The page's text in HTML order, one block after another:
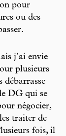
pour
ou des
j’ai envie
plusieurs
débarrasse
DG qui se
négocier,
traiter de
fois, il